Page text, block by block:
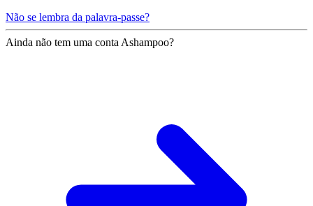
Não se lembra da palavra-passe?
Ainda não tem uma conta Ashampoo?